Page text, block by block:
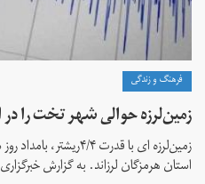
فرهنگ و زندگی
زمین‌لرزه حوالی شهر تخت را در
استان هرمزگان لرزاند. به گزارش